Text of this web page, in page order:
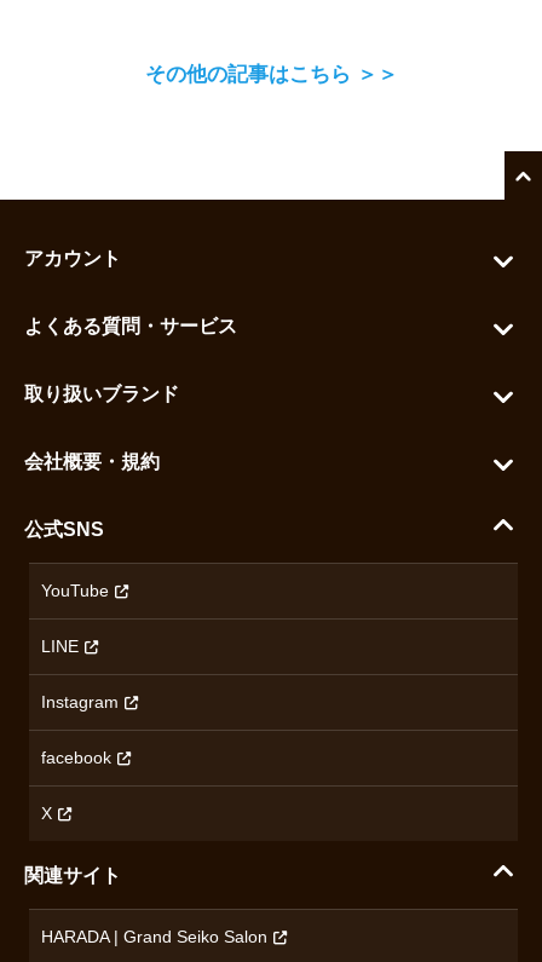
その他の記事はこちら ＞＞
アカウント
お気に入りを見る
よくある質問・サービス
ご利用ガイド
配送・送料について
取り扱いブランド
セイコー
カシオ
ミナセ
オリエントスター
オメガ
ロンジン
ブランド一覧を見る
会社概要・規約
沿革
プライバシーポリシー
コンテンツ制作ポリシーおよび生成AIの利用指針
公式SNS
YouTube
LINE
Instagram
facebook
X
関連サイト
HARADA | Grand Seiko Salon